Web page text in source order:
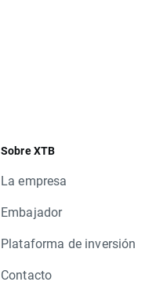
Sobre XTB
La empresa
Embajador
Plataforma de inversión
Contacto